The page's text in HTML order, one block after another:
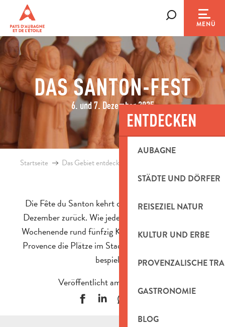
contenu
principal
MENÜ
ENTDECKEN
AUBAGNE
STÄDTE UND DÖRFER
REISEZIEL NATUR
KULTUR UND ERBE
PROVENZALISCHE
GASTRONOMIE
BLOG
DAS SANTON-FEST
6. und 7. Dezember 2025
Startseite Das Gebiet entdecken
Die Fête du Santon kehrt dieses Jahr am 6. und 7.
Dezember zurück. Wie jedes Jahr werden an einem
Wochenende rund fünfzig Kunsthandwerker aus der
Provence die Plätze im Stadtzentrum von Aubagne
bespielen.
Veröffentlicht am 15 Mai 2019